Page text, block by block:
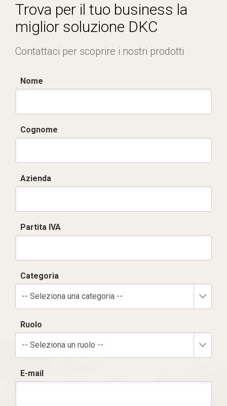
Trova per il tuo business la
miglior soluzione DKC
Contattaci per scoprire i nostri prodotti
Nome
Cognome
Azienda
Partita IVA
Categoria
-- Seleziona una categoria --
Ruolo
-- Seleziona un ruolo --
E-mail